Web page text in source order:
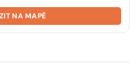
NA MAPĚ